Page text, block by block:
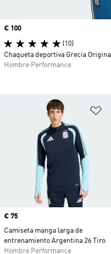
Precio
€ 75
Camiseta manga larga de
entrenamiento Argentina 26 Tiro
Hombre Performance
Precio
€ 100
(10)
Chaqueta deportiva Grecia
Hombre Performance